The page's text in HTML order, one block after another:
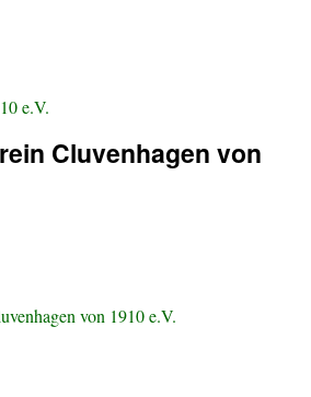
Cluvenhagen von